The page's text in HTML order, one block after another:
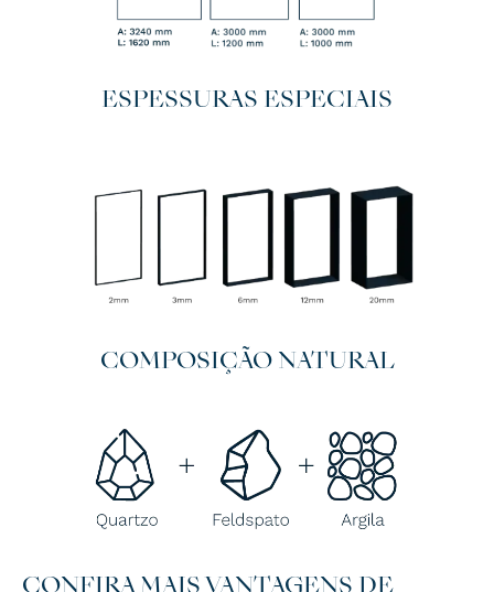
ESPESSURAS ESPECIAIS
COMPOSIÇÃO NATURAL